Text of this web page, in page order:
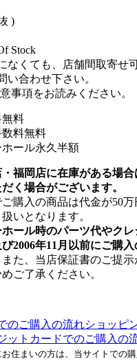
)
Stock
なくても、店舗間取寄せ
い合わせ下さい。
事項をお読みください。
料
料無料
ール永久半額
福岡店に在庫がある場
く場合がございます。
購入の商品は代金が50
いとなります。
ール時のパーツ代やク
2006年11月以前にご購
また、当店保証書のご提
ご了承ください。
のご購入の流れショッピ
ットカードでのご購入の
お住まいの方は、当サイトでの購